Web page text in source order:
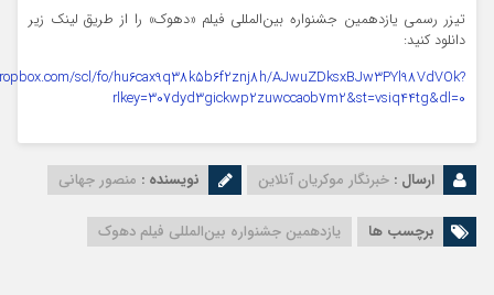
تیزر رسمی یازدهمین جشنواره بین‌المللی فیلم «دهوک» را از طریق لینک زیر
دانلود کنید:
scl/fo/hu6cax9q38k5b6f2znj8h/AJwuZDksxBJw3PYl98VdVOk?
rlkey=307dyd3gickwp2zuwccaob7m2&st=vsiq44tg&dl=0
ارسال : خبرنگار موکریان آنلاین نویسنده : منصور جهانی
برچسب ها یازدهمین جشنواره بین‌المللی فیلم دهوک